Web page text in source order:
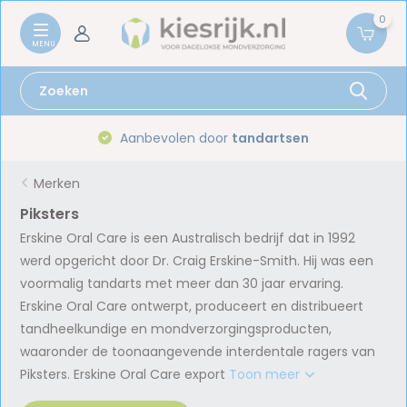
0
Aanbevolen door tandartsen
Merken
Piksters
Erskine Oral Care is een Australisch bedrijf dat in 1992
werd opgericht door Dr. Craig Erskine-Smith. Hij was een
voormalig tandarts met meer dan 30 jaar ervaring.
Erskine Oral Care ontwerpt, produceert en distribueert
tandheelkundige en mondverzorgingsproducten,
waaronder de toonaangevende interdentale ragers van
Piksters. Erskine Oral Care export Toon meer